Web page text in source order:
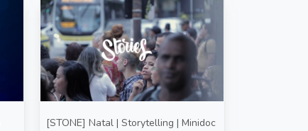
[STONE] Natal | Storytelling | Minidoc